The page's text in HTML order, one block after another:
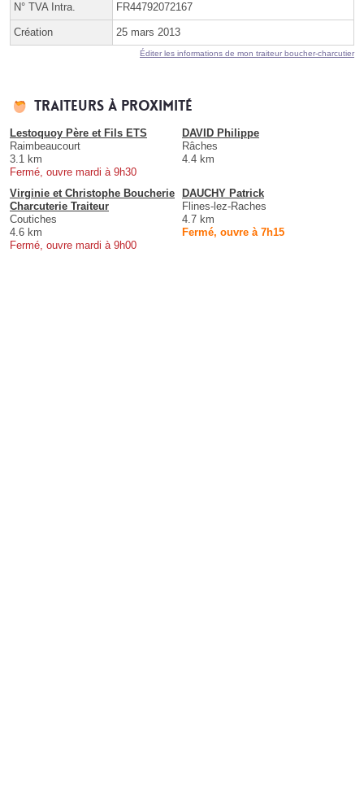
N° TVA Intra. FR44792072167
Création 25 mars 2013
Éditer les informations de mon traiteur boucher-charcutier
Traiteurs à proximité
Lestoquoy Père et Fils ETS
Raimbeaucourt
3.1 km
Fermé, ouvre mardi à 9h30
DAVID Philippe
Râches
4.4 km
Virginie et Christophe Boucherie
Charcuterie Traiteur
Coutiches
4.6 km
Fermé, ouvre mardi à 9h00
DAUCHY Patrick
Flines-lez-Raches
4.7 km
Fermé, ouvre à 7h15